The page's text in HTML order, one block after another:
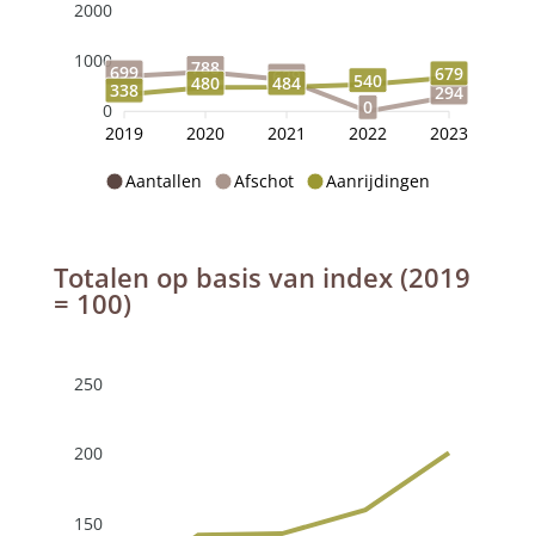
Aantallen Afschot Aanrijdingen
2000
1000
0
699 788
629
0
294
338 480 484 540 679
2019 2020 2021 2022 2023
Totalen op basis van index (2019
= 100)
250
200
150